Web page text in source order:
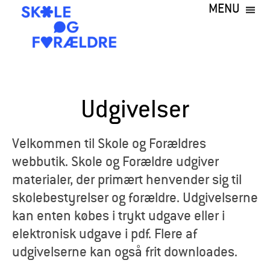
hovedindhold
l
e
o
g
F
MENU
Udgivelser
Velkommen til Skole og Forældres
webbutik. Skole og Forældre udgiver
materialer, der primært henvender sig til
skolebestyrelser og forældre. Udgivelserne
kan enten købes i trykt udgave eller i
elektronisk udgave i pdf. Flere af
udgivelserne kan også frit downloades.